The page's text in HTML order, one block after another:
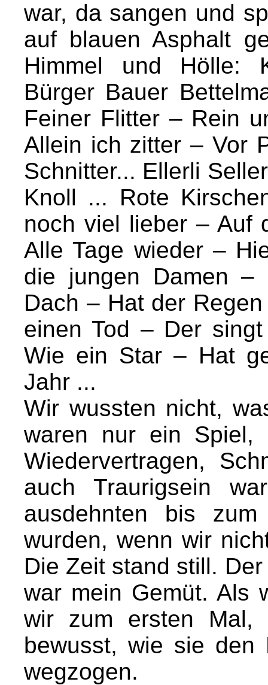
war, da sangen und
auf blauen Asphalt
Himmel und Hölle:
Bürger Bauer
Feiner Flitter – Rein
Allein ich zitter – Vor
Schnitter... Ellerli
Knoll ... Rote
noch viel lieber – Auf
Alle Tage wieder –
die jungen Damen
Dach – Hat der
einen Tod – Der
Wie ein Star – Hat
Jahr ...
Wir wussten nicht,
waren nur ein Spiel,
Wiedervertragen,
auch Traurigsein
ausdehnten bis
wurden, wenn wir
Die Zeit stand still.
war mein Gemüt. Als
wir zum ersten
bewusst, wie sie den
wegzogen.